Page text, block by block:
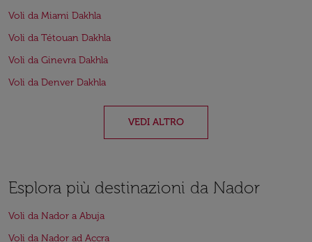
Voli da Miami Dakhla
Voli da Tétouan Dakhla
Voli da Ginevra Dakhla
Voli da Denver Dakhla
VEDI ALTRO
Esplora più destinazioni da Nador
Voli da Nador a Abuja
Voli da Nador ad Accra